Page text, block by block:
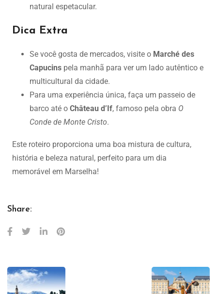
natural espetacular.
Dica Extra
Se você gosta de mercados, visite o Marché des
Capucins pela manhã para ver um lado autêntico e
multicultural da cidade.
Para uma experiência única, faça um passeio de
barco até o Château d’If, famoso pela obra O
Conde de Monte Cristo.
Este roteiro proporciona uma boa mistura de cultura,
história e beleza natural, perfeito para um dia
memorável em Marselha!
Share: